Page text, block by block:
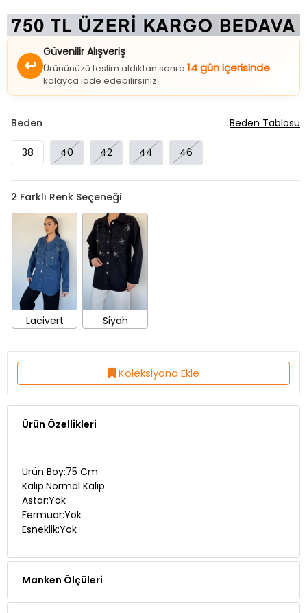
↩
Güvenilir Alışveriş
Ürününüzü teslim aldıktan sonra 14 gün içerisinde
kolayca iade edebilirsiniz.
Beden
38 40 42 44 46
Beden Tablosu
2 Farklı Renk Seçeneği
Lacivert Siyah
Koleksiyona Ekle
Ürün Özellikleri
Ürün Boy:75 Cm
Kalıp:Normal Kalıp
Astar:Yok
Fermuar:Yok
Esneklik:Yok
Manken Ölçüleri